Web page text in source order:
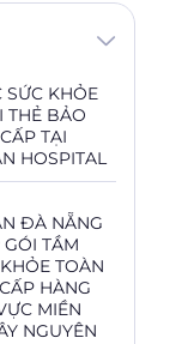
SỨC KHỎE
THẺ BẢO
TẠI
HOSPITAL
ĐÀ NẴNG
TẦM
TOÀN
HÀNG
MIỀN
NGUYÊN